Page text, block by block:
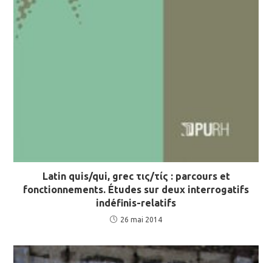
Latin quis/qui, grec τις/τίς : parcours et
fonctionnements. Études sur deux interrogatifs
indéfinis-relatifs
26 mai 2014